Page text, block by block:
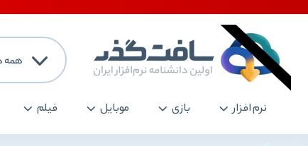
همه
نرم افزار بازی موبایل فیلم